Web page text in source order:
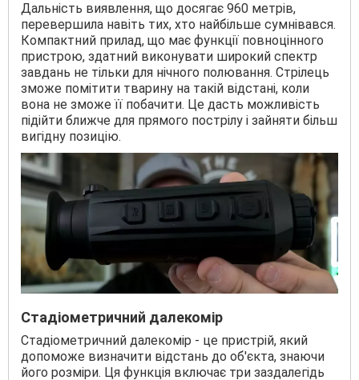
Дальність виявлення, що досягає 960 метрів,
перевершила навіть тих, хто найбільше сумнівався.
Компактний прилад, що має функції повноцінного
пристрою, здатний виконувати широкий спектр
завдань не тільки для нічного полювання. Стрілець
зможе помітити тварину на такій відстані, коли
вона не зможе її побачити. Це дасть можливість
підійти ближче для прямого пострілу і зайняти більш
вигідну позицію.
Стадіометричний далекомір
Стадіометричний далекомір - це пристрій, який
допоможе визначити відстань до об'єкта, знаючи
його розміри. Ця функція включає три заздалегідь